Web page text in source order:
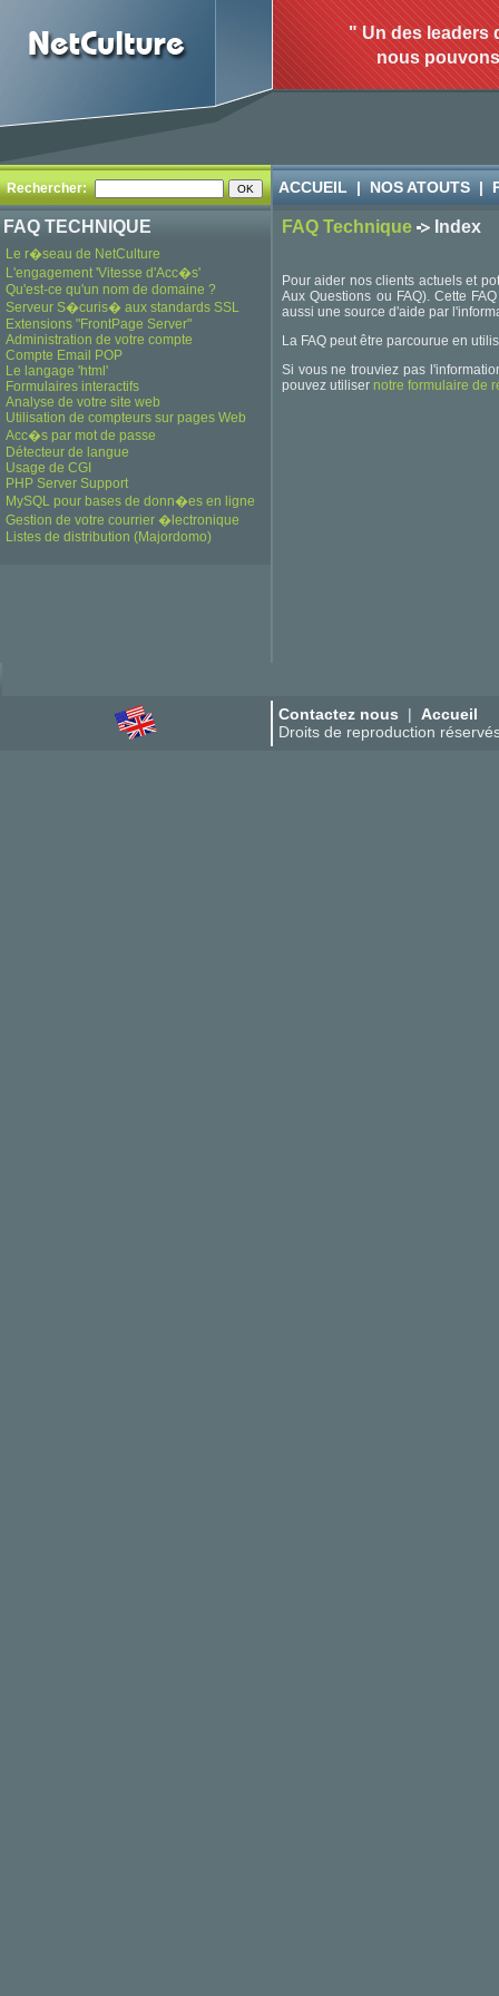
" Un des leaders
nous
Rechercher: ACCUEIL | NOS ATOUTS |
FAQ TECHNIQUE FAQ Technique Index
Le r�seau de NetCulture
L'engagement 'Vitesse d'Acc�s'
Qu'est-ce qu'un nom de domaine ?
Serveur S�curis� aux standards SSL
Extensions "FrontPage Server"
Administration de votre compte
Compte Email POP
Le langage 'html'
Formulaires interactifs
Analyse de votre site web
Utilisation de compteurs sur pages Web
Acc�s par mot de passe
Détecteur de langue
Usage de CGI
PHP Server Support
MySQL pour bases de donn�es en ligne
Gestion de votre courrier �lectronique
Listes de distribution (Majordomo)
Pour aider nos clients actuels et
Aux Questions ou FAQ). Cette
aussi une source d'aide par
La FAQ peut être parcourue en
Si vous ne trouviez pas
pouvez utiliser notre formulaire de
Contactez nous | Accueil
Droits de reproduction